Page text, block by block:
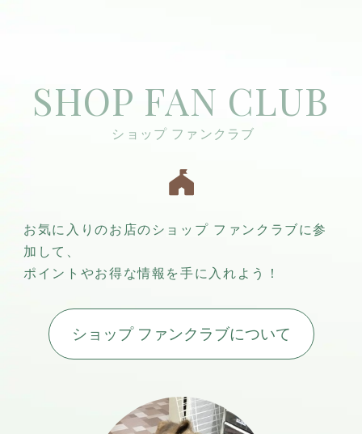
SHOP FAN CLUB
お気に入りのお店のショップ ファンクラブに参
加して、
ポイントやお得な情報を手に入れよう！
ショップ ファンクラブについて